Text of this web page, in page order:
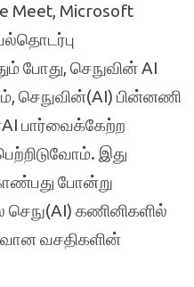
Meet, Microsoft
போது, செநுவின் AI
செநுவின்(AI) பின்னணி
பார்வைக்கேற்ற
இது
போன்று
கணினிகளில்
வசதிகளின்